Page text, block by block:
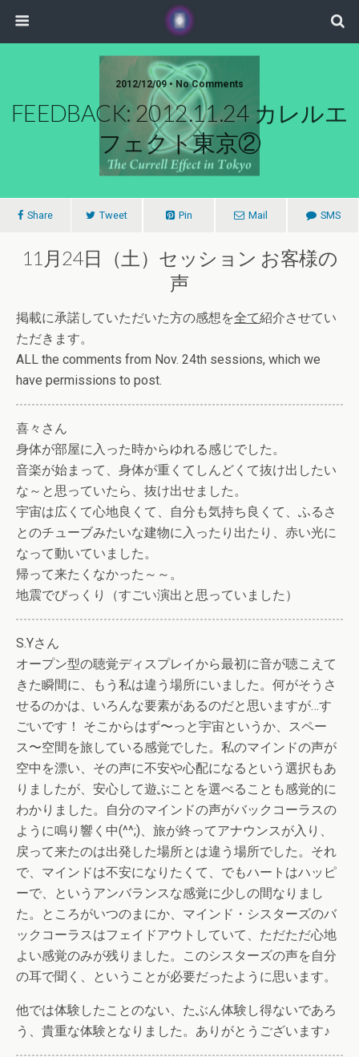
2012/12/09 • No Comments
FEEDBACK: 2012.11.24 カレルエ
フェクト東京②
Share Tweet Pin Mail SMS
11月24日（土）セッション お客様の
声
掲載に承諾していただいた方の感想を全て紹介させてい
ただきます。
ALL the comments from Nov. 24th sessions, which we
have permissions to post.
喜々さん
身体が部屋に入った時からゆれる感じでした。
音楽が始まって、身体が重くてしんどくて抜け出したい
な～と思っていたら、抜け出せました。
宇宙は広くて心地良くて、自分も気持ち良くて、ふるさ
とのチューブみたいな建物に入ったり出たり、赤い光に
なって動いていました。
帰って来たくなかった～～。
地震でびっくり（すごい演出と思っていました）
S.Yさん
オープン型の聴覚ディスプレイから最初に音が聴こえて
きた瞬間に、もう私は違う場所にいました。何がそうさ
せるのかは、いろんな要素があるのだと思いますが…す
ごいです！ そこからはず〜っと宇宙というか、スペー
ス〜空間を旅している感覚でした。私のマインドの声が
空中を漂い、その声に不安や心配になるという選択もあ
りましたが、安心して遊ぶことを選べることも感覚的に
わかりました。自分のマインドの声がバックコーラスの
ように鳴り響く中(^^;)、旅が終ってアナウンスが入り、
戻って来たのは出発した場所とは違う場所でした。それ
で、マインドは不安になりたくて、でもハートはハッピ
ーで、というアンバランスな感覚に少しの間なりまし
た。ところがいつのまにか、マインド・シスターズのバ
ックコーラスはフェイドアウトしていて、ただただ心地
よい感覚のみが残りました。このシスターズの声を自分
の耳で聞く、ということが必要だったように思います。
他では体験したことのない、たぶん体験し得ないであろ
う、貴重な体験となりました。ありがとうございます♪